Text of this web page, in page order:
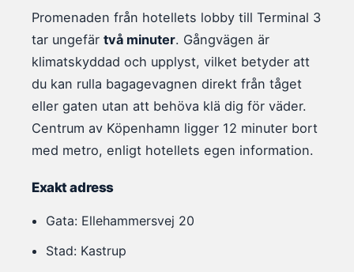
Promenaden från hotellets lobby till Terminal 3
tar ungefär två minuter. Gångvägen är
klimatskyddad och upplyst, vilket betyder att
du kan rulla bagagevagnen direkt från tåget
eller gaten utan att behöva klä dig för väder.
Centrum av Köpenhamn ligger 12 minuter bort
med metro, enligt hotellets egen information.
Exakt adress
Gata: Ellehammersvej 20
Stad: Kastrup